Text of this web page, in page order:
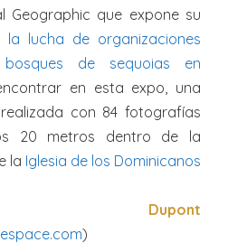
Geographic que expone su
lucha de organizaciones
de sequoias en
en esta expo, una
con 84 fotografías
20 metros dentro de la
la Iglesia de los Dominicanos
Dupont
)